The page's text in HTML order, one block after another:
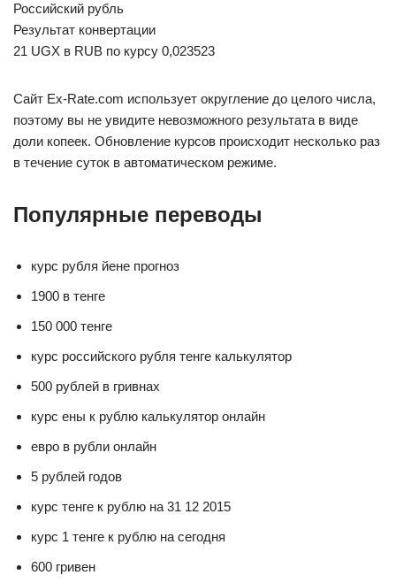
Российский рубль
Результат конвертации
21 UGX в RUB по курсу 0,023523
Сайт Ex-Rate.com использует округление до целого числа,
поэтому вы не увидите невозможного результата в виде
доли копеек. Обновление курсов происходит несколько раз
в течение суток в автоматическом режиме.
Популярные переводы
курс рубля йене прогноз
1900 в тенге
150 000 тенге
курс российского рубля тенге калькулятор
500 рублей в гривнах
курс ены к рублю калькулятор онлайн
евро в рубли онлайн
5 рублей годов
курс тенге к рублю на 31 12 2015
курс 1 тенге к рублю на сегодня
600 гривен